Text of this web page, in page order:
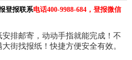
登报联系电话400-9988-684，登报微信
排邮寄，动动手指就能完成！不
街找报纸！快捷方便安全有效。